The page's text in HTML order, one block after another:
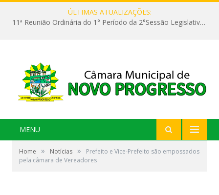
ÚLTIMAS ATUALIZAÇÕES:
11ª Reunião Ordinária do 1° Período da 2°Sessão Legislativa da 9ª Legislatura do Poder Legislativo
MENU
Home » Notícias »
Prefeito e Vice-Prefeito são empossados
pela câmara de Vereadores